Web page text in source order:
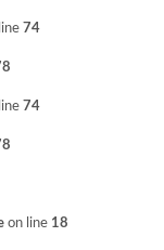
74
74
on line 18